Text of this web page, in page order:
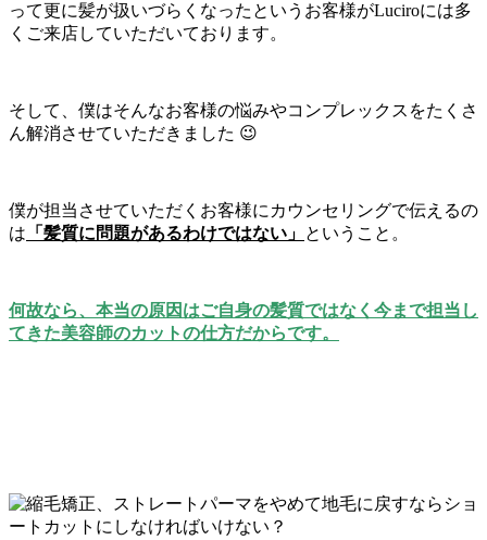
って更に髪が扱いづらくなったというお客様がLuciroには多
くご来店していただいております。
そして、僕はそんなお客様の悩みやコンプレックスをたくさ
ん解消させていただきました 😉
僕が担当させていただくお客様にカウンセリングで伝えるの
は 「髪質に問題があるわけではない」 ということ。
何故なら、本当の原因はご自身の髪質ではなく今まで担当し
てきた美容師のカットの仕方だからです。